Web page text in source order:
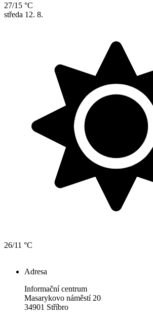
27/15 °C
středa 12. 8.
26/11 °C
Adresa
Informační centrum
Masarykovo náměstí 20
34901 Stříbro